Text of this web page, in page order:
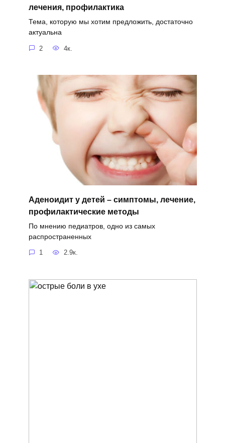
лечения, профилактика
Тема, которую мы хотим предложить, достаточно
актуальна
2 4к.
Аденоидит у детей – симптомы, лечение,
профилактические методы
По мнению педиатров, одно из самых
распространенных
1 2.9к.